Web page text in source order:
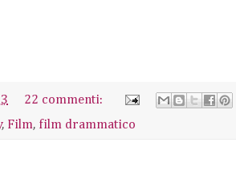
22 commenti:
, Film, film drammatico